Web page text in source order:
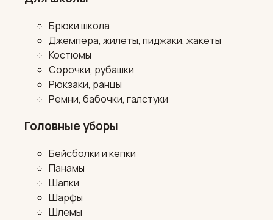
Брюки школа
Джемпера, жилеты, пиджаки, жакеты
Костюмы
Сорочки, рубашки
Рюкзаки, ранцы
Ремни, бабочки, галстуки
Головные уборы
Бейсболки и кепки
Панамы
Шапки
Шарфы
Шлемы